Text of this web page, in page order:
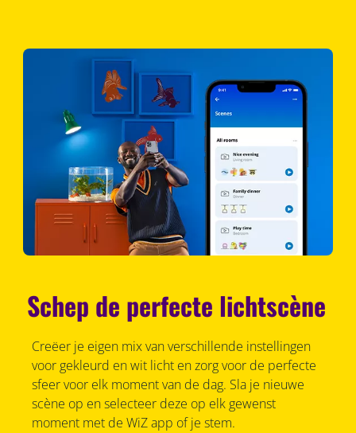
Schep de perfecte lichtscène
Creëer je eigen mix van verschillende instellingen
voor gekleurd en wit licht en zorg voor de perfecte
sfeer voor elk moment van de dag. Sla je nieuwe
scène op en selecteer deze op elk gewenst
moment met de WiZ app of je stem.